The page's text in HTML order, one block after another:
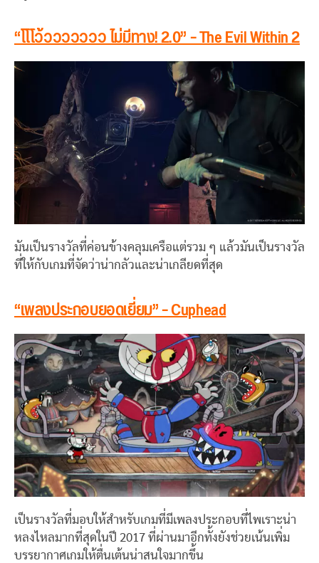
“โโโว้ววววววว ไม่มีทาง! 2.0” – The Evil Within 2
มันเป็นรางวัลที่ค่อนข้างคลุมเครือแต่รวม ๆ แล้วมันเป็นรางวัล
ที่ให้กับเกมที่จัดว่าน่ากลัวและน่าเกลียดที่สุด
“เพลงประกอบยอดเยี่ยม” – Cuphead
เป็นรางวัลที่มอบให้สำหรับเกมที่มีเพลงประกอบที่ไพเราะน่า
หลงไหลมากที่สุดในปี 2017 ที่ผ่านมาอีกทั้งยังช่วยเน้นเพิ่ม
บรรยากาศเกมให้ตื่นเต้นน่าสนใจมากขึ้น